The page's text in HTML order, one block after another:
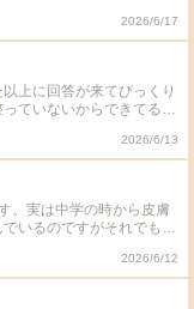
いが分かりません。 他
のためファンケルのミ
です。 よろしくお願いい
2026/6/17
上に回答が来てびっくり
ていないからできてる可
てみようとおもいます。
です！
2026/6/13
。実は中学の時から皮膚
いるのですがそれでもニ
ますがなかなか改善しま
かいい商品があれば教え
2026/6/12